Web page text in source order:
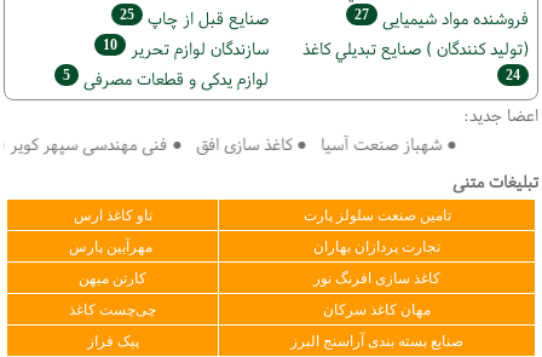
فروشنده مواد شیمیایی
27 صنايع قبل از چاپ 25
(تولید كنندگان ) صنايع تبديلي كاغذ
24
سازندگان لوازم تحریر 10
لوازم یدکی و قطعات مصرفی 5
اعضا جدید:
● شهباز صنعت آسیا ● کاغذ سازی افق ● فنی مهندسی سپهر کویر فرداد ●
تبلیغات متنی
تامین صنعت سلولز پارت
تاو کاغذ ارس
تجارت پردازان بهاران
مهرآیین پارس
کاغذ سازی افرنگ نور
کارتن میهن
مهان کاغذ سرکان
چی‌چست کاغذ
صنایع بسته بندی آراسنج البرز
پیک فراز